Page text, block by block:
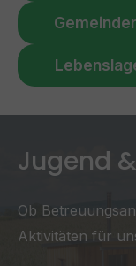
Jugend
Ob
Aktivitäten für